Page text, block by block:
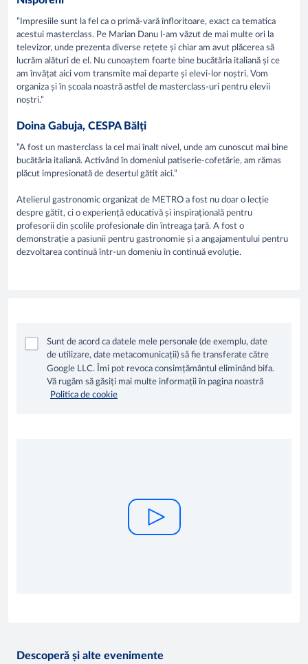
”Impresiile sunt la fel ca o primă-vară înfloritoare, exact ca tematica
acestui masterclass. Pe Marian Danu l-am văzut de mai multe ori la
televizor, unde prezenta diverse rețete și chiar am avut plăcerea să
lucrăm alături de el. Nu cunoaștem foarte bine bucătăria italiană și ce
am învățat aici vom transmite mai departe și elevi-lor noștri. Vom
organiza și în școala noastră astfel de masterclass-uri pentru elevii
noștri.”
Doina Gabuja, CESPA Bălți
”A fost un masterclass la cel mai înalt nivel, unde am cunoscut mai bine
bucătăria italiană. Activând în domeniul patiserie-cofetărie, am rămas
plăcut impresionată de desertul gătit aici.”
Atelierul gastronomic organizat de METRO a fost nu doar o lecție
despre gătit, ci o experiență educativă și inspirațională pentru
profesorii din școlile profesionale din întreaga țară. A fost o
demonstrație a pasiunii pentru gastronomie și a angajamentului pentru
dezvoltarea continuă într-un domeniu în continuă evoluție.
Sunt de acord ca datele mele personale (de exemplu, date
de utilizare, date metacomunicații) să fie transferate către
Google LLC. Îmi pot revoca consimțământul eliminând bifa.
Vă rugăm să găsiți mai multe informații în pagina noastră
Politica de cookie
Descoperă și alte evenimente